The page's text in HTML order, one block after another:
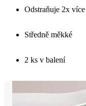
Odstraňuje 2x
Středně měkké
2 ks v balení